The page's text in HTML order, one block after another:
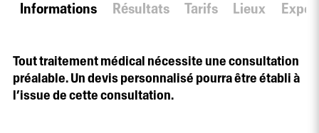
Informations Résultats Tarifs Lieux
Tout traitement médical nécessite une consultation
préalable. Un devis personnalisé pourra être établi à
l’issue de cette consultation.